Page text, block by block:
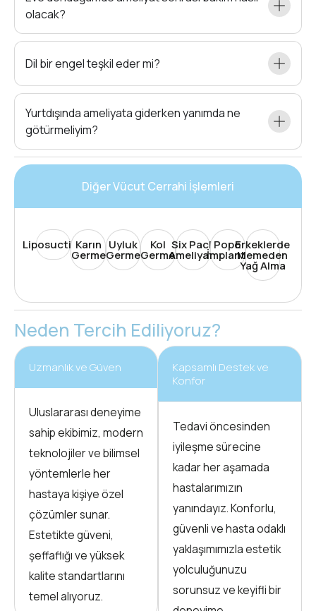
olacak?
Dil bir engel teşkil eder mi?
Yurtdışında ameliyata giderken yanımda ne
götürmeliyim?
Diğer Vücut Cerrahi İşlemleri
LiposuctionKarın
Germe
Uyluk
Germe
Kol
Germe
Six Pack
Ameliyatı
Popo
İmplantı
Erkeklerde
Memeden
Yağ Alma
Neden Tercih Ediliyoruz?
Uzmanlık ve Güven
Uluslararası deneyime
sahip ekibimiz, modern
teknolojiler ve bilimsel
yöntemlerle her
hastaya kişiye özel
çözümler sunar.
Estetikte güveni,
şeffaflığı ve yüksek
kalite standartlarını
temel alıyoruz.
Kapsamlı Destek ve
Konfor
Tedavi öncesinden
iyileşme sürecine
kadar her aşamada
hastalarımızın
yanındayız. Konforlu,
güvenli ve hasta odaklı
yaklaşımımızla estetik
yolculuğunuzu
sorunsuz ve keyifli bir